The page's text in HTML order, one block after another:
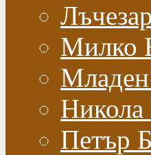
Милко
Никола
Петър